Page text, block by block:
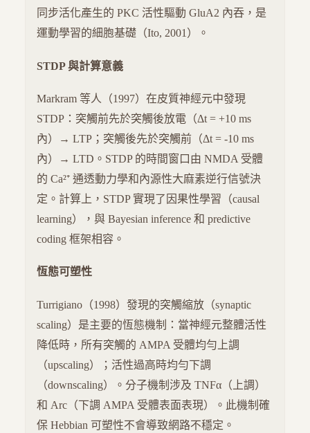
同步活化產生的 PKC 活性驅動 GluA2 內吞，是
運動學習的細胞基礎（Ito, 2001）。
STDP 與計算意義
Markram 等人（1997）在皮質神經元中發現
STDP：突觸前先於突觸後放電（Δt = +10 ms
內）→ LTP；突觸後先於突觸前（Δt = -10 ms
內）→ LTD。STDP 的時間窗口由 NMDA 受體
的 Ca²⁺ 通透動力學和內源性大麻素逆行信號決
定。計算上，STDP 實現了因果性學習（causal
learning），與 Bayesian inference 和 predictive
coding 框架相容。
恆態可塑性
Turrigiano（1998）發現的突觸縮放（synaptic
scaling）是主要的恆態機制：當神經元整體活性
降低時，所有突觸的 AMPA 受體均勻上調
（upscaling）；活性過高時均勻下調
（downscaling）。分子機制涉及 TNFα（上調）
和 Arc（下調 AMPA 受體表面表現）。此機制確
保 Hebbian 可塑性不會導致網路不穩定。